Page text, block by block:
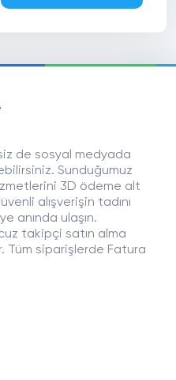
de sosyal medyada
Sunduğumuz
3D ödeme alt
alışverişin tadını
anında ulaşın.
takipçi satın alma
Tüm siparişlerde Fatura